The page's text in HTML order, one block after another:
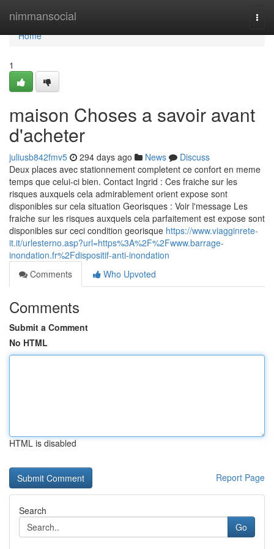
nimmansocial
Home
Home
1
maison Choses a savoir avant
d'acheter
juliusb842fmv5 294 days ago News
Discuss
Deux places avec stationnement completent ce confort en meme
temps que celui-ci bien. Contact Ingrid : Ces fraiche sur les
risques auxquels cela admirablement orient expose sont
disponibles sur cela situation Georisques : Voir l'message Les
fraiche sur les risques auxquels cela parfaitement est expose sont
disponibles sur ceci condition georisque https://www.viagginrete-
it.it/urlesterno.asp?url=https%3A%2F%2Fwww.barrage-
inondation.fr%2Fdispositif-anti-inondation
Comments
Who Upvoted
Comments
Submit a Comment
No HTML
HTML is disabled
Report Page
Search
Go